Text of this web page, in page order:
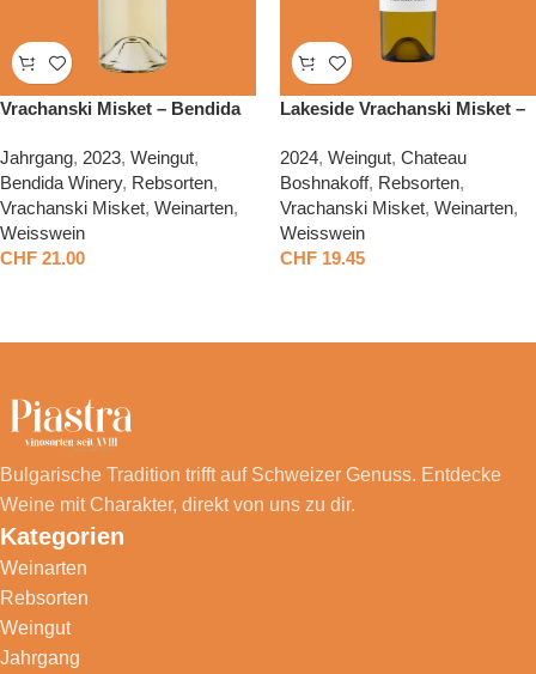
Vrachanski Misket – Bendida
Jahrgang, 2023, Weingut,
Bendida Winery, Rebsorten,
Vrachanski Misket, Weinarten,
Weisswein
CHF 21.00
Lakeside Vrachanski Misket –
2024, Weingut, Chateau
Boshnakoff, Rebsorten,
Vrachanski Misket, Weinarten,
Weisswein
CHF 19.45
Bulgarische Tradition trifft auf Schweizer Genuss. Entdecke
Weine mit Charakter, direkt von uns zu dir.
Kategorien
Weinarten
Rebsorten
Weingut
Jahrgang